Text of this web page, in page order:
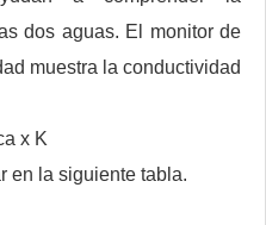
dos aguas. El monitor de
muestra la conductividad
x K
en la siguiente tabla.